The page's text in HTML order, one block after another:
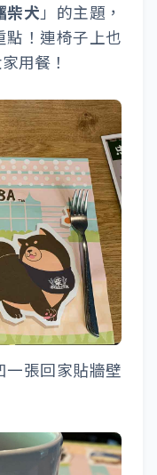
柴犬」的主題，
點！連椅子上也
用餐！
一張回家貼牆壁